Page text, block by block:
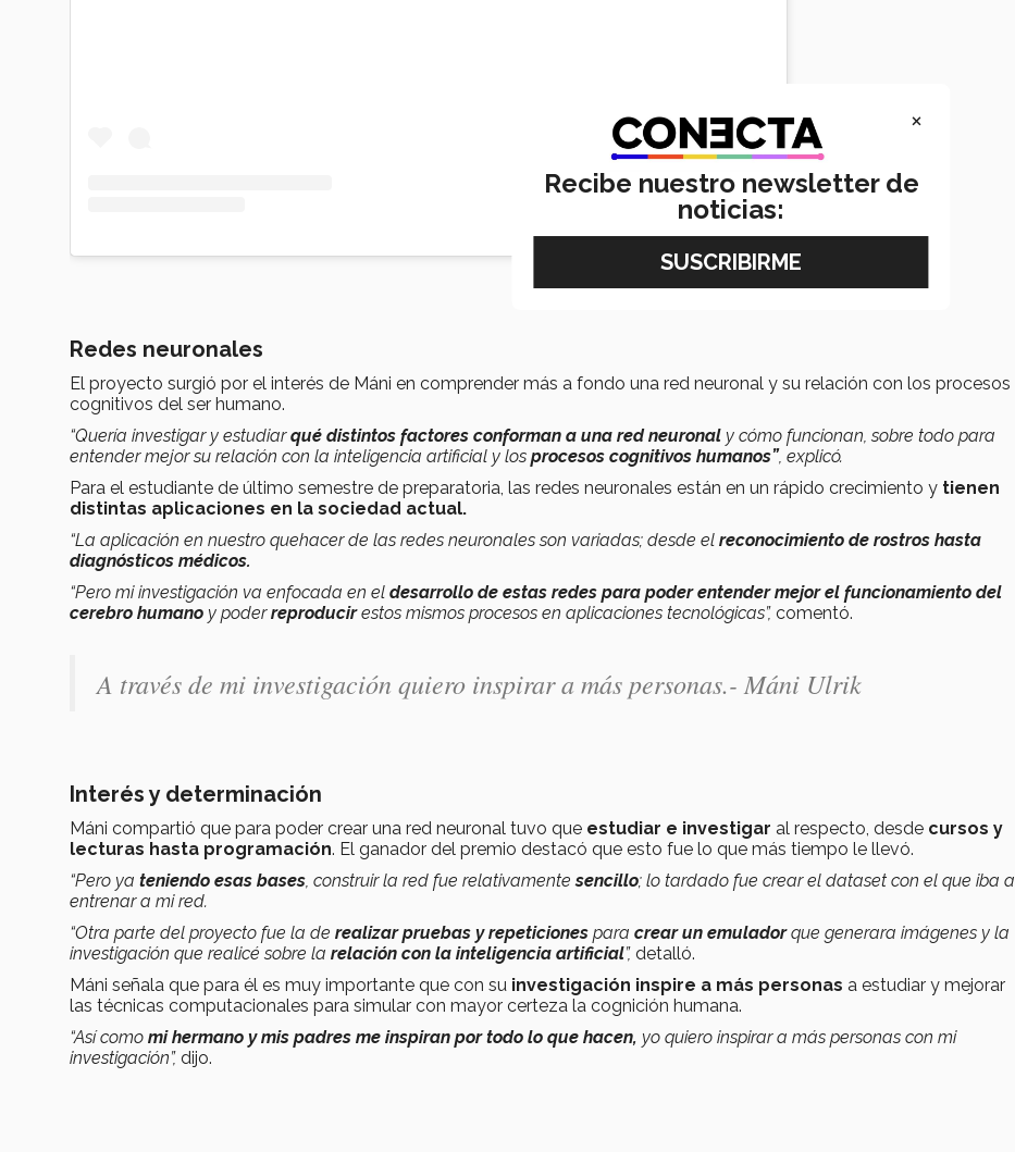
Redes neuronales
El proyecto surgió por el interés de Máni en comprender más a fondo una red neuronal y su relación con los procesos
cognitivos del ser humano.
“Quería investigar y estudiarqué distintos factores conforman a una red neuronal y cómo funcionan, sobre todo para
entender mejor su relación con la inteligencia artificial y los procesos cognitivos humanos”, explicó.
Para el estudiante de último semestre de preparatoria, las redes neuronales están en un rápido crecimiento y tienen
distintas aplicaciones en la sociedad actual.
“La aplicación en nuestro quehacer de las redes neuronales son variadas; desde el reconocimiento de rostros hasta
diagnósticos médicos.
“Pero mi investigación va enfocada en el desarrollo de estas redes para poder entender mejor el funcionamiento del
cerebro humano y poderreproducirestos mismos procesos en aplicaciones tecnológicas”, comentó.
A través de mi investigación quiero inspirar a más personas.- Máni Ulrik
Interés y determinación
Máni compartió que para poder crear una red neuronal tuvo que estudiar e investigar al respecto, desde cursos y
lecturas hasta programación. El ganador del premio destacó que esto fue lo que más tiempo le llevó.
“Pero ya teniendo esas bases, construir la red fue relativamentesencillo; lo tardado fue crear el dataset con el que iba a
entrenar a mi red.
“Otra parte del proyecto fue la de realizar pruebas y repeticiones para crear un emuladorque generara imágenes y la
investigación que realicé sobre la relación con la inteligencia artificial”, detalló.
Máni señala que para él es muy importante que con su investigación inspire a más personas a estudiar y mejorar
las técnicas computacionales para simular con mayor certeza la cognición humana.
“Así como mi hermano y mis padres me inspiran por todo lo que hacen, yo quiero inspirar a más personas con mi
investigación”, dijo.
×
Recibe nuestro newsletter de
noticias: